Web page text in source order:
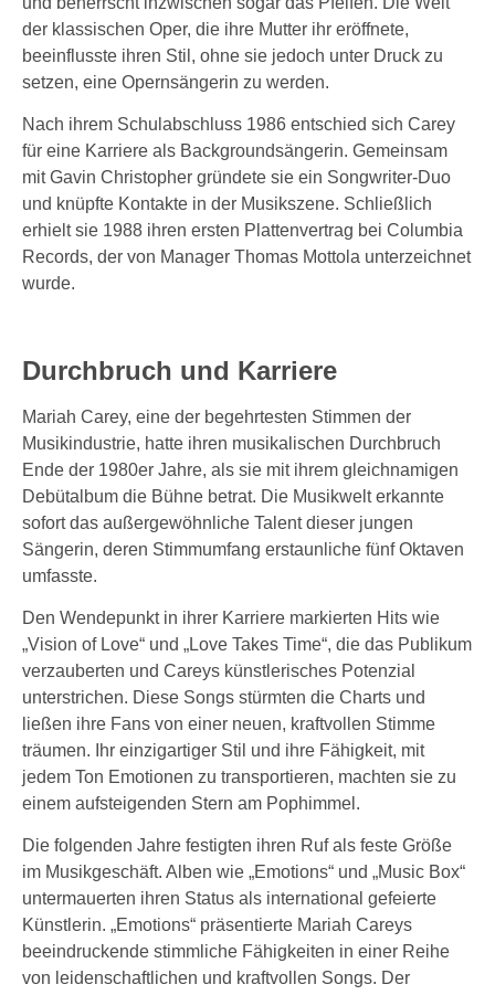
der klassischen Oper, die ihre Mutter ihr eröffnete,
beeinflusste ihren Stil, ohne sie jedoch unter Druck zu
setzen, eine Opernsängerin zu werden.
Nach ihrem Schulabschluss 1986 entschied sich Carey
für eine Karriere als Backgroundsängerin. Gemeinsam
mit Gavin Christopher gründete sie ein Songwriter-Duo
und knüpfte Kontakte in der Musikszene. Schließlich
erhielt sie 1988 ihren ersten Plattenvertrag bei Columbia
Records, der von Manager Thomas Mottola unterzeichnet
wurde.
Durchbruch und Karriere
Mariah Carey, eine der begehrtesten Stimmen der
Musikindustrie, hatte ihren musikalischen Durchbruch
Ende der 1980er Jahre, als sie mit ihrem gleichnamigen
Debütalbum die Bühne betrat. Die Musikwelt erkannte
sofort das außergewöhnliche Talent dieser jungen
Sängerin, deren Stimmumfang erstaunliche fünf Oktaven
umfasste.
Den Wendepunkt in ihrer Karriere markierten Hits wie
„Vision of Love“ und „Love Takes Time“, die das Publikum
verzauberten und Careys künstlerisches Potenzial
unterstrichen. Diese Songs stürmten die Charts und
ließen ihre Fans von einer neuen, kraftvollen Stimme
träumen. Ihr einzigartiger Stil und ihre Fähigkeit, mit
jedem Ton Emotionen zu transportieren, machten sie zu
einem aufsteigenden Stern am Pophimmel.
Die folgenden Jahre festigten ihren Ruf als feste Größe
im Musikgeschäft. Alben wie „Emotions“ und „Music Box“
untermauerten ihren Status als international gefeierte
Künstlerin. „Emotions“ präsentierte Mariah Careys
beeindruckende stimmliche Fähigkeiten in einer Reihe
von leidenschaftlichen und kraftvollen Songs. Der